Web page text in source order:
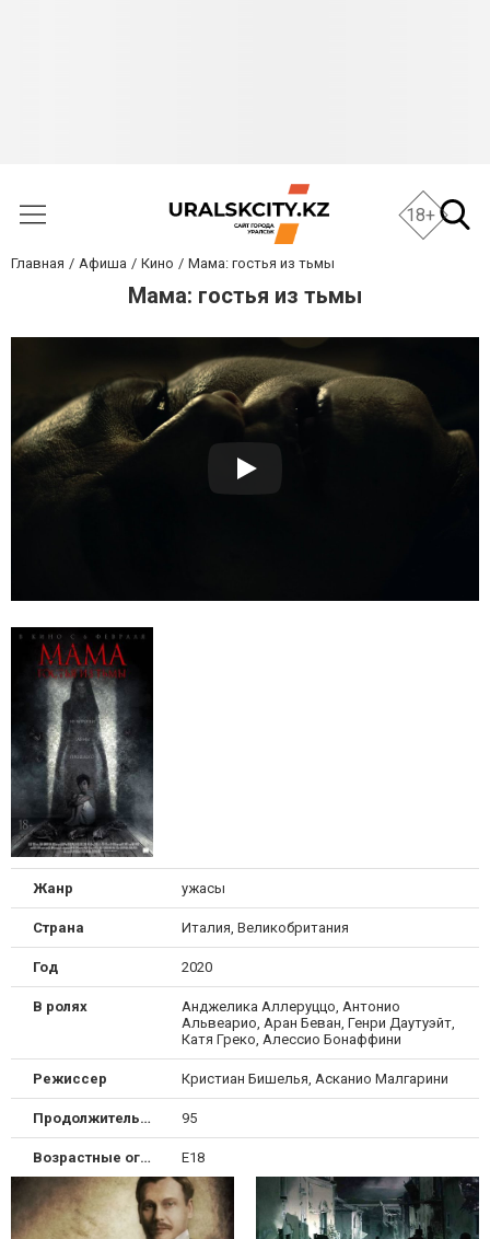
18+
Главная Афиша Кино Мама: гостья из тьмы
Мама: гостья из тьмы
Жанр ужасы
Страна Италия, Великобритания
Год 2020
В ролях
Анджелика Аллеруццо, Антонио
Альвеарио, Аран Беван, Генри Даутуэйт,
Катя Греко, Алессио Бонаффини
Режиссер Кристиан Бишелья, Асканио Малгарини
Продолжительность 95
Возрастные ограничения Е18